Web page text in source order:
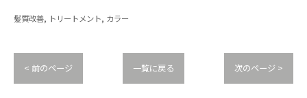
髪質改善 トリートメント カラー
< 前のページ 一覧に戻る 次のページ >